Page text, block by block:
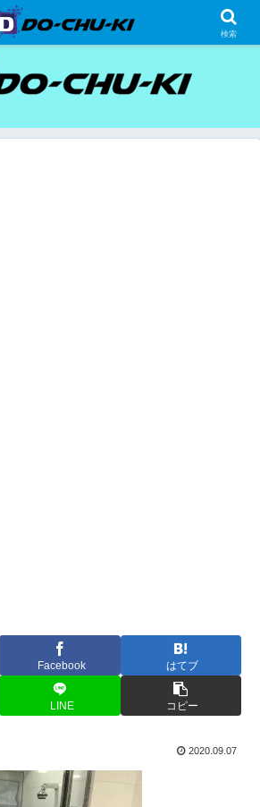
テルの格安宿泊研究、宿泊記
Facebook はてブ
LINE コピー
2020.09.07
検索